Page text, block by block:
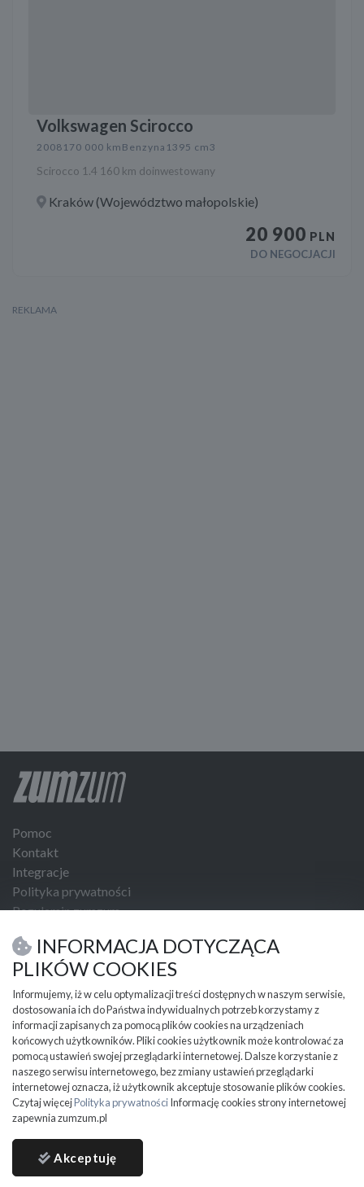
Volkswagen Scirocco
2008 170 000 km Benzyna 1395 cm3
Scirocco 1.4 160 km doinwestowany
Kraków (Województwo małopolskie)
20 900 PLN
DO NEGOCJACJI
Pomoc
Kontakt
Integracje
Polityka prywatności
Regulamin zumzum
USŁUGI I NARZĘDZIA
PRZYDATNE INFORMACJE
Partnerzy
Cennik
Mapa kategorii
Mapa miejscowości
Ważne informacje
ZUMZUM © 2024 all rights reserved.
INFORMACJA DOTYCZĄCA
PLIKÓW COOKIES
Informujemy, iż w celu optymalizacji treści dostępnych w naszym serwisie,
dostosowania ich do Państwa indywidualnych potrzeb korzystamy z
informacji zapisanych za pomocą plików cookies na urządzeniach
końcowych użytkowników. Pliki cookies użytkownik może kontrolować za
pomocą ustawień swojej przeglądarki internetowej. Dalsze korzystanie z
naszego serwisu internetowego, bez zmiany ustawień przeglądarki
internetowej oznacza, iż użytkownik akceptuje stosowanie plików cookies.
Czytaj więcejPolityka prywatnościInformację cookies strony internetowej
zapewnia zumzum.pl
Akceptuję